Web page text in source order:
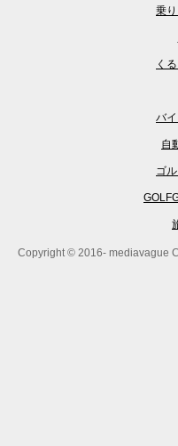
乗
く
バ
自
ゴ
Copyright © 2016- mediavague